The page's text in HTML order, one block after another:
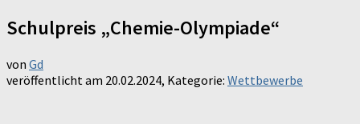
Schulpreis „Chemie-Olympiade“
von Gd
veröffentlicht am 20.02.2024, Kategorie: Wettbewerbe